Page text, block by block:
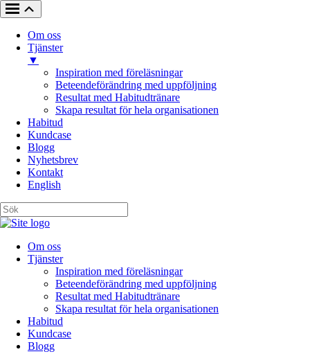
Om oss
Tjänster
▼
Inspiration med föreläsningar
Beteendeförändring med uppföljning
Resultat med Habitudtränare
Skapa resultat för hela organisationen
Habitud
Kundcase
Blogg
Nyhetsbrev
Kontakt
English
Om oss
Tjänster
Inspiration med föreläsningar
Beteendeförändring med uppföljning
Resultat med Habitudtränare
Skapa resultat för hela organisationen
Habitud
Kundcase
Blogg